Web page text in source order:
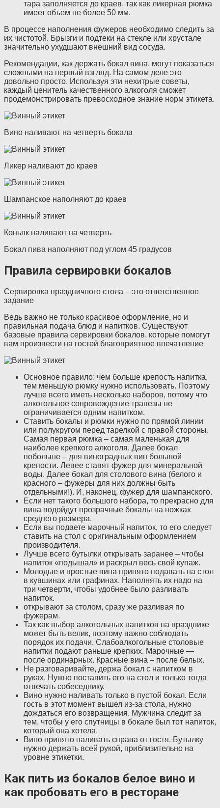
тара заполняется до краев, так как ликерная рюмка
имеет объем не более 50 мм.
В процессе наполнения фужеров необходимо следить за
их чистотой. Брызги и подтеки на стекле или хрустале
значительно ухудшают внешний вид сосуда.
Рекомендации, как держать бокал вина, могут показаться
сложными на первый взгляд. На самом деле это
довольно просто. Используя эти нехитрые советы,
каждый ценитель качественного алкоголя сможет
продемонстрировать превосходное знание норм этикета.
Вино наливают на четверть бокала
Ликер наливают до краев
Шампанское наполняют до краев
Коньяк наливают на четверть
Бокал пива наполняют под углом 45 градусов
Правила сервировки бокалов
Сервировка праздничного стола – это ответственное
задание
Ведь важно не только красивое оформление, но и
правильная подача блюд и напитков. Существуют
базовые правила сервировки бокалов, которые помогут
вам произвести на гостей благоприятное впечатление
Основное правило: чем больше крепость напитка,
тем меньшую рюмку нужно использовать. Поэтому
лучше всего иметь несколько наборов, потому что
алкогольное сопровождение трапезы не
ограничивается одним напитком.
Ставить бокалы и рюмки нужно по прямой линии
или полукругом перед тарелкой с правой стороны.
Самая первая рюмка – самая маленькая для
наиболее крепкого алкоголя. Далее бокал
побольше – для виноградных вин большой
крепости. Левее ставят фужер для минеральной
воды. Далее бокал для столового вина (белого и
красного – фужеры для них должны быть
отдельными!). И, наконец, фужер для шампанского.
Если нет такого большого набора, то прекрасно для
вина подойдут прозрачные бокалы на ножках
среднего размера.
Если вы подаете марочный напиток, то его следует
ставить на стол с оригинальным оформлением
производителя.
Лучше всего бутылки открывать заранее – чтобы
напиток «подышал» и раскрыл весь свой купаж.
Молодые и простые вина принято подавать на стол
в кувшинах или графинах. Наполнять их надо на
три четверти, чтобы удобнее было разливать
напиток.
открывают за столом, сразу же разливая по
фужерам.
Так как выбор алкогольных напитков на празднике
может быть велик, поэтому важно соблюдать
порядок их подачи. Слабоалкогольные столовые
напитки подают раньше крепких. Марочные —
после ординарных. Красные вина – после белых.
Не разговаривайте, держа бокал с напитком в
руках. Нужно поставить его на стол и только тогда
отвечать собеседнику.
Вино нужно наливать только в пустой бокал. Если
гость в этот момент вышел из-за стола, нужно
дождаться его возвращения. Мужчина следит за
тем, чтобы у его спутницы в бокале был тот напиток,
который она хотела.
Вино принято наливать справа от гостя. Бутылку
нужно держать всей рукой, приблизительно на
уровне этикетки.
Как пить из бокалов белое вино и
как пробовать его в ресторане